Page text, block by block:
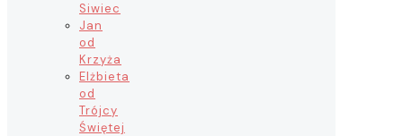
Siwiec
Jan
od
Krzyża
Elżbieta
od
Trójcy
Świętej